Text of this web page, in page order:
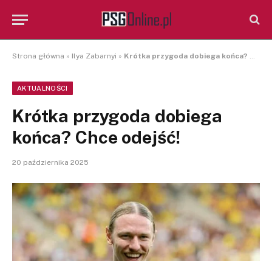
Strona główna » Ilya Zabarnyi » Krótka przygoda dobiega końca? Chce odejść!
AKTUALNOŚCI
Krótka przygoda dobiega
końca? Chce odejść!
20 października 2025